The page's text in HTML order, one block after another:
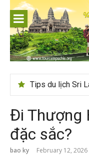
content
Đi Thượng
đặc sắc?
bao ky February 12, 2026